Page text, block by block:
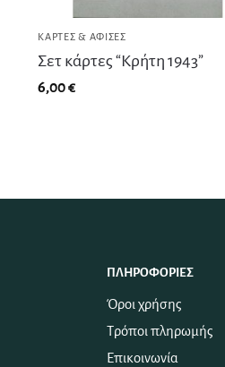
ΚΆΡΤΕΣ & ΑΦΊΣΕΣ
Σετ κάρτες “Κρήτη 1943”
6,00€
ΠΛΗΡΟΦΟΡΊΕΣ
Όροι χρήσης
Τρόποι πληρωμής
Επικοινωνία